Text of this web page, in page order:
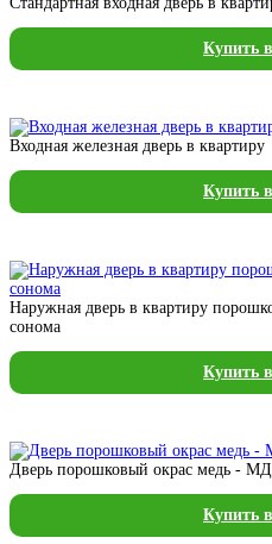
Купить
Входная железная дверь в квартиру
Купить
Наружная дверь в квартиру
сонома
Купить
Дверь порошковый окрас медь -
Купить